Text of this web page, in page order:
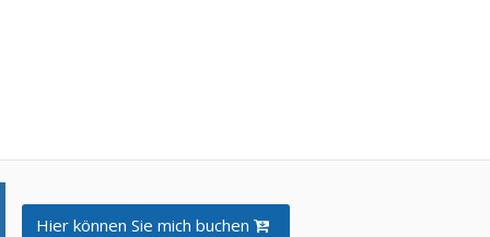
Hier können Sie mich buchen